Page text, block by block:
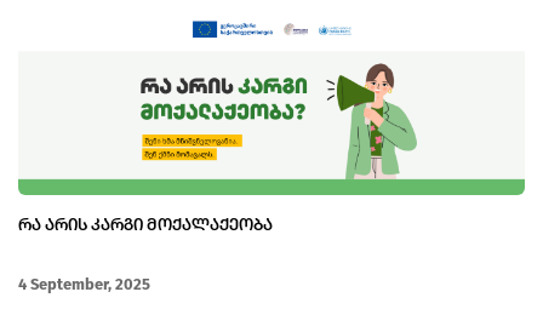
ᲠᲐ ᲐᲠᲘᲡ ᲙᲐᲠᲒᲘ ᲛᲝᲥᲐᲚᲐᲥᲔᲝᲑᲐ
4 September, 2025